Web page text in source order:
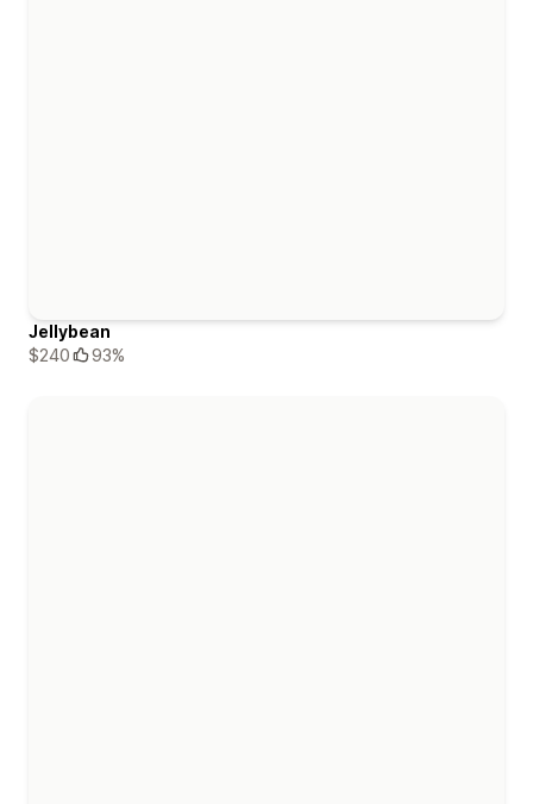
Jellybean
$240
93%